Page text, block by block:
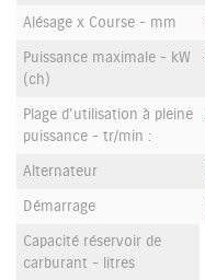
Alésage x Course - mm
Puissance maximale - kW
(ch)
Plage d'utilisation à pleine
puissance - tr/min :
Alternateur
Démarrage
Capacité réservoir de
carburant - litres